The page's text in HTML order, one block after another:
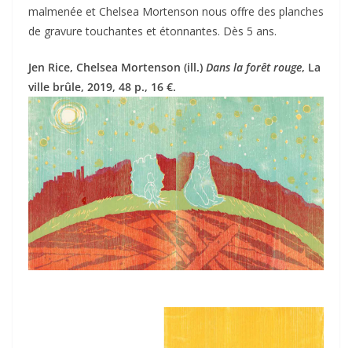
malmenée et Chelsea Mortenson nous offre des planches
de gravure touchantes et étonnantes. Dès 5 ans.
Jen Rice, Chelsea Mortenson (ill.) Dans la forêt rouge, La
ville brûle, 2019, 48 p., 16 €.